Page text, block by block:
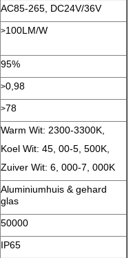
AC85-265, DC24V/36V
>100LM/W
95%
>0,98
>78
Warm Wit: 2300-3300K,
Koel Wit: 45, 00-5, 500K,
Zuiver Wit: 6, 000-7, 000K
Aluminiumhuis & gehard
glas
50000
IP65